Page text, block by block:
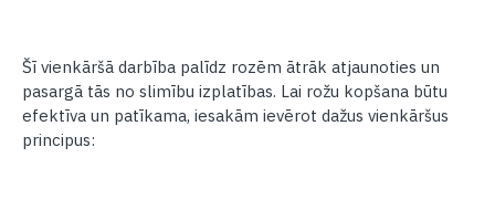
Šī vienkāršā darbība palīdz rozēm ātrāk atjaunoties un
pasargā tās no slimību izplatības. Lai rožu kopšana būtu
efektīva un patīkama, iesakām ievērot dažus vienkāršus
principus: